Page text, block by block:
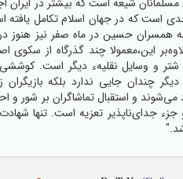
است که در جهان اسلام تکامل
همسران حسین در ماه صفر نیز هنوز
این،معمولا چند گذرگاه از سکوی
و شتر و وسایل نقلیهء دیگر است.
چندان جایی ندارد بلکه بازیگران
و استقبال تماشاگران‌ بر شور و
او جزء جدای‌ناپذیر تعزیه است.